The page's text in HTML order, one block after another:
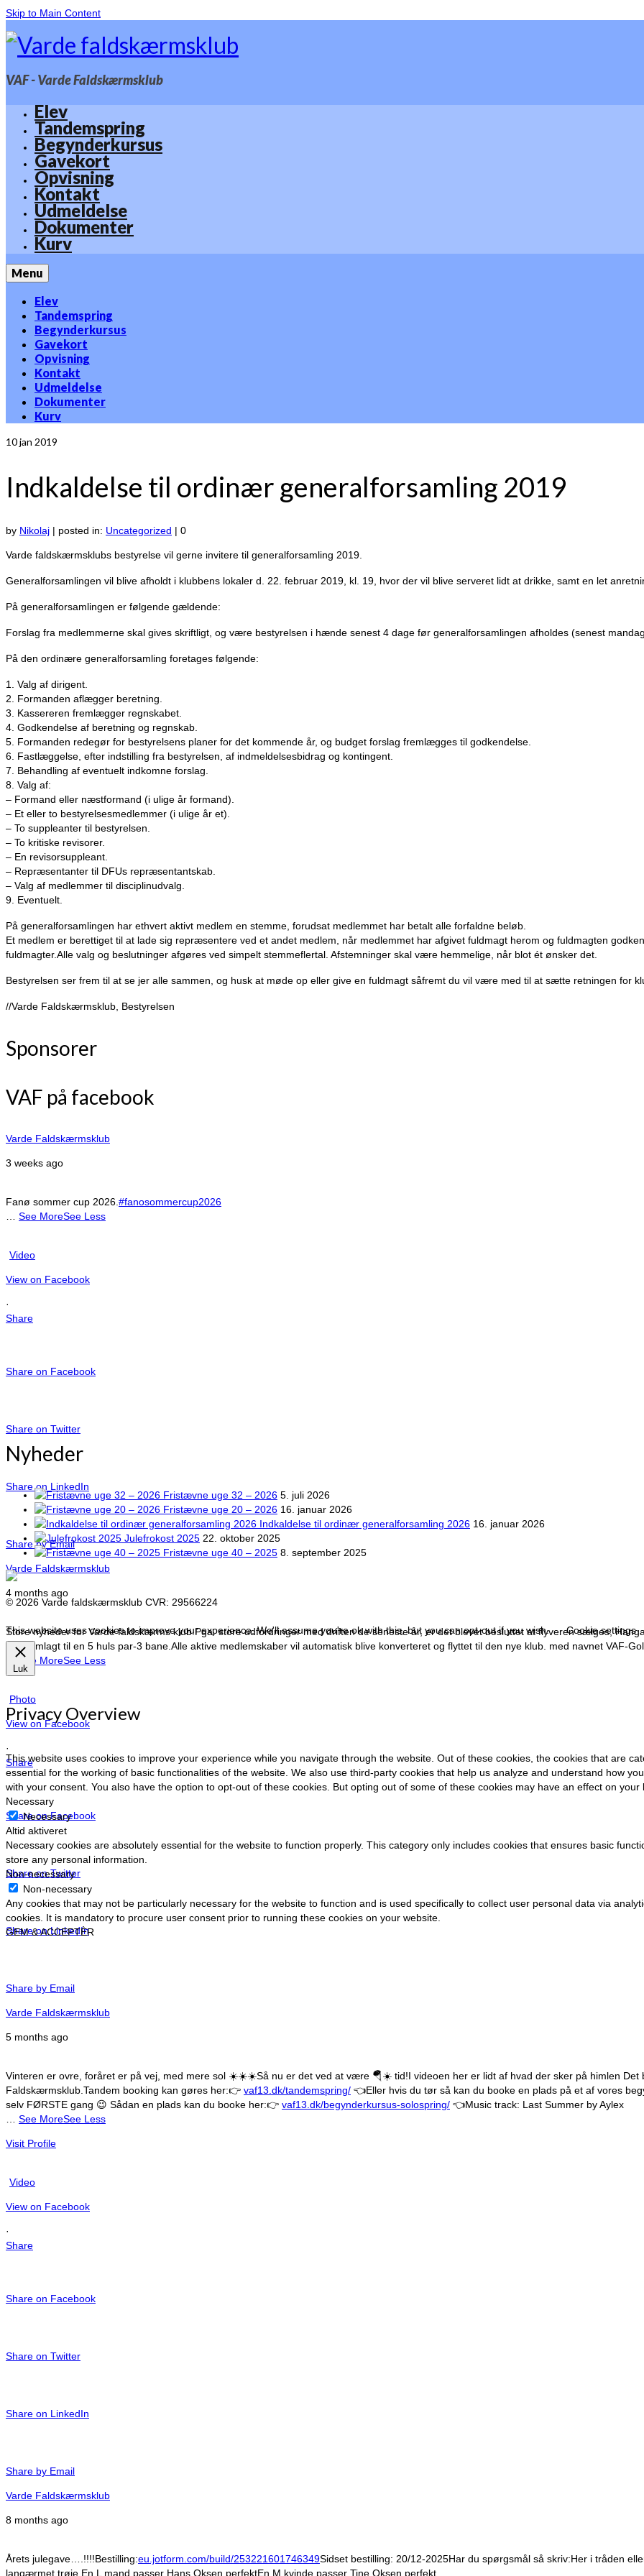
Skip to Main Content
VAF - Varde Faldskærmsklub
Elev
Tandemspring
Begynderkursus
Gavekort
Opvisning
Kontakt
Udmeldelse
Dokumenter
Kurv
Menu
Elev
Tandemspring
Begynderkursus
Gavekort
Opvisning
Kontakt
Udmeldelse
Dokumenter
Kurv
10jan 2019
Indkaldelse til ordinær generalforsamling 2019
by Nikolaj | posted in: Uncategorized | 0
Varde faldskærmsklubs bestyrelse vil gerne invitere til generalforsamling 2019.
Generalforsamlingen vil blive afholdt i klubbens lokaler d. 22. februar 2019, kl. 19, hvor der vil blive serveret lidt at drikke, samt en let
På generalforsamlingen er følgende gældende:
Forslag fra medlemmerne skal gives skriftligt, og være bestyrelsen i hænde senest 4 dage før generalforsamlingen afholdes (senest
På den ordinære generalforsamling foretages følgende:
1. Valg af dirigent.
2. Formanden aflægger beretning.
3. Kassereren fremlægger regnskabet.
4. Godkendelse af beretning og regnskab.
5. Formanden redegør for bestyrelsens planer for det kommende år, og budget forslag fremlægges til godkendelse.
6. Fastlæggelse, efter indstilling fra bestyrelsen, af indmeldelsesbidrag og kontingent.
7. Behandling af eventuelt indkomne forslag.
8. Valg af:
– Formand eller næstformand (i ulige år formand).
– Et eller to bestyrelsesmedlemmer (i ulige år et).
– To suppleanter til bestyrelsen.
– To kritiske revisorer.
– En revisorsuppleant.
– Repræsentanter til DFUs repræsentantskab.
– Valg af medlemmer til disciplinudvalg.
9. Eventuelt.
På generalforsamlingen har ethvert aktivt medlem en stemme, forudsat medlemmet har betalt alle forfaldne beløb.
Et medlem er berettiget til at lade sig repræsentere ved et andet medlem, når medlemmet har afgivet fuldmagt herom og fuldmagten
fuldmagter.Alle valg og beslutninger afgøres ved simpelt stemmeflertal. Afstemninger skal være hemmelige, når blot ét ønsker det.
Bestyrelsen ser frem til at se jer alle sammen, og husk at møde op eller give en fuldmagt såfremt du vil være med til at sætte retningen for
//Varde Faldskærmsklub, Bestyrelsen
Sponsorer
VAF på facebook
Varde Faldskærmsklub
3 weeks ago
Fanø sommer cup 2026. #fanosommercup2026
See MoreSee Less
Video
View on Facebook
·
Share
Share on Facebook
Share on Twitter
Share on LinkedIn
Share by Email
Varde Faldskærmsklub
4 months ago
Store nyheder for Varde faldskærms klub.Pga. store udfordringer med driften de seneste år, er det blevet besluttet at flyveren sælges,
blive omlagt til en 5 huls par-3 bane. Alle aktive medlemskaber vil automatisk blive konverteret og flyttet til den nye klub. med navnet VAF-
… See MoreSee Less
Photo
View on Facebook
·
Share
Share on Facebook
Share on Twitter
Share on LinkedIn
Share by Email
Varde Faldskærmsklub
5 months ago
Vinteren er ovre, foråret er på vej, med mere sol ☀️☀️☀️Så nu er det ved at være 🪂☀️ tid!I videoen her er lidt af hvad der sker på himlen Det
Faldskærmsklub. Tandem booking kan gøres her:👉 vaf13.dk/tandemspring/ 👈Eller hvis du tør så kan du booke en plads på et af vores
selv FØRSTE gang 😉 Sådan en plads kan du booke her:👉 vaf13.dk/begynderkursus-solospring/ 👈Music track: Last Summer by Aylex
See MoreSee Less
Visit Profile
Video
View on Facebook
·
Share
Share on Facebook
Share on Twitter
Share on LinkedIn
Share by Email
Varde Faldskærmsklub
8 months ago
Årets julegave….!!!!Bestilling:eu.jotform.com/build/253221601746349Sidset bestilling: 20/12-2025Har du spørgsmål så skriv:Her i tråden
langærmet trøje. En L mand passer Hans Oksen perfektEn M kvinde passer Tine Oksen perfekt.
Nyheder
Fristævne uge 32 – 2026 5. juli 2026
Fristævne uge 20 – 2026 16. januar 2026
Indkaldelse til ordinær generalforsamling 2026 16. januar 2026
Julefrokost 2025 22. oktober 2025
Fristævne uge 40 – 2025 8. september 2025
© 2026 Varde faldskærmsklub CVR: 29566224
This website uses cookies to improve your experience. We'll assume you're ok with this, but you can opt-out if you wish. Cookie settings
Luk
Privacy Overview
This website uses cookies to improve your experience while you navigate through the website. Out of these cookies, the cookies that are
essential for the working of basic functionalities of the website. We also use third-party cookies that help us analyze and understand how
with your consent. You also have the option to opt-out of these cookies. But opting out of some of these cookies may have an effect on your
Necessary
Necessary
Altid aktiveret
Necessary cookies are absolutely essential for the website to function properly. This category only includes cookies that ensures basic
store any personal information.
Non-necessary
Non-necessary
Any cookies that may not be particularly necessary for the website to function and is used specifically to collect user personal data via
cookies. It is mandatory to procure user consent prior to running these cookies on your website.
GEM & ACCEPTÈR